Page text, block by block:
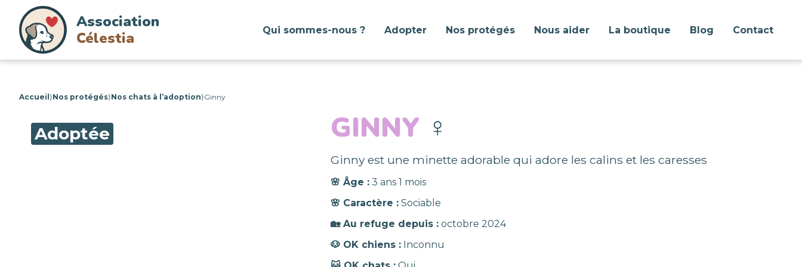
Association
Célestia
Qui sommes-nous ? Adopter Nos protégés Nous aider La boutique Blog Contact
Accueil ⟩Nos protégés⟩Nos chats à l’adoption⟩Ginny
Adoptée GINNY ♀️
Ginny est une minette adorable qui adore les calins et les caresses
🌸 Âge :3 ans 1 mois
🌸 Caractère :Sociable
🏡 Au refuge depuis :octobre 2024
🐶 OK chiens :Inconnu